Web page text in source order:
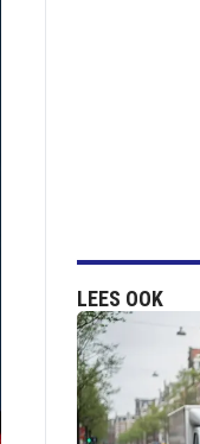
LEES OOK